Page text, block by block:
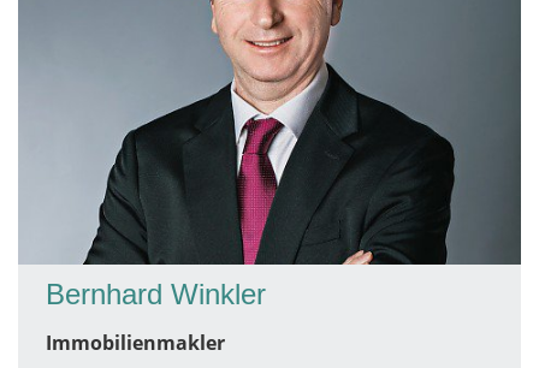
Bernhard Winkler
Immobilienmakler